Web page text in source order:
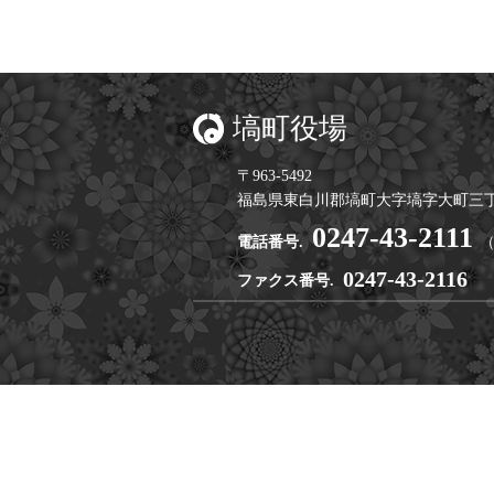
塙町役場
〒963-5492
福島県東白川郡塙町大字塙字大町三
電話番号. 0247-43-2111
ファクス番号. 0247-43-2116